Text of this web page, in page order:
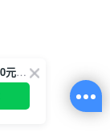
綁定LINE好友 享100元折價券